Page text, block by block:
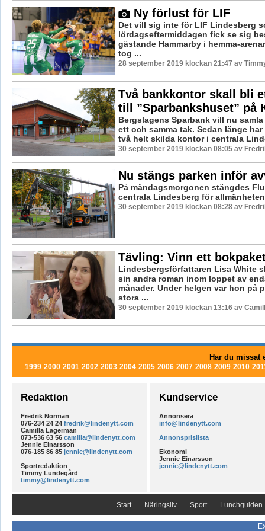
Ny förlust för LIF
Det vill sig inte för LIF Lindesberg
lördagseftermiddagen fick se sig
gästande Hammarby i hemma-
tog ...
28 september 2019 klockan 21:47 av
Två bankkontor skall bli
till ”Sparbankshuset” på
Bergslagens Sparbank vill nu
ett och samma tak. Sedan länge
två helt skilda kontor i centrala
30 september 2019 klockan 08:05 av
Nu stängs parken inför
På måndagsmorgonen stängdes
centrala Lindesberg för
30 september 2019 klockan 08:28 av
Tävling: Vinn ett
Lindesbergsförfattaren Lisa White
sin andra roman inom loppet av
månader. Under helgen var hon på
stora ...
30 september 2019 klockan 13:16 av
Har du missat
1999 2000 2001 2002 2003 2004 2005 2006 2007 2008 2009 2010
Redaktion
Fredrik Norman
076-234 24 24 fredrik@lindenytt.com
Camilla Lagerman
073-536 63 56 camilla@lindenytt.com
Jennie Einarsson
076-185 86 85 jennie@lindenytt.com
Sportredaktion
Timmy Lundegård
timmy@lindenytt.com
Kundservice
Annonsera
info@lindenytt.com
Annonsprislista
Ekonomi
Jennie Einarsson
jennie@lindenytt.com
Start Näringsliv Sport Lunchguiden